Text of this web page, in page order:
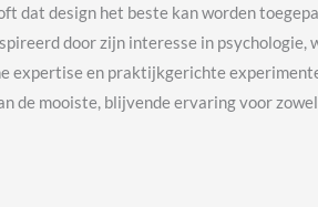
dat design het beste kan worden
door zijn interesse in
expertise en praktijkgerichte
de mooiste, blijvende ervaring voor